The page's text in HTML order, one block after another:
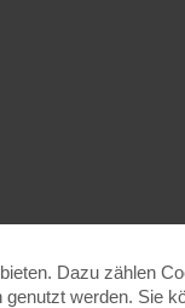
Dazu zählen
werden. Sie